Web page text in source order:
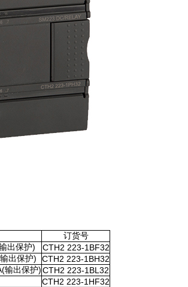
订货号
出保护)
CTH2 223-1BF32
出保护)
CTH2 223-1BH32
输出保护)CTH2 223-1BL32
CTH2 223-1HF32